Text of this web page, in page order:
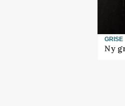
GRISE
Ny